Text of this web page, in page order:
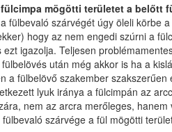
fülcimpa mögötti területet a belőtt
fülbevaló szárvégét úgy öleli körbe
hogy az nem engedi szúrni a
ezt igazolja. Teljesen
után még akkor is ha a
a fülbelövő szakember
lyuk iránya a fülcimpán az
nem az arcra merőleges,
szárvége a fül mögötti